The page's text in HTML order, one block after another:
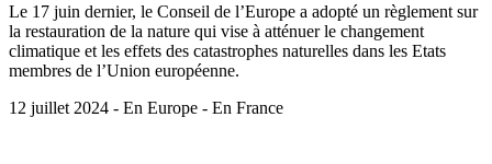
Le 17 juin dernier, le Conseil de l’Europe a adopté un règlement sur
la restauration de la nature qui vise à atténuer le changement
climatique et les effets des catastrophes naturelles dans les Etats
membres de l’Union européenne.
12 juillet 2024 - En Europe - En France